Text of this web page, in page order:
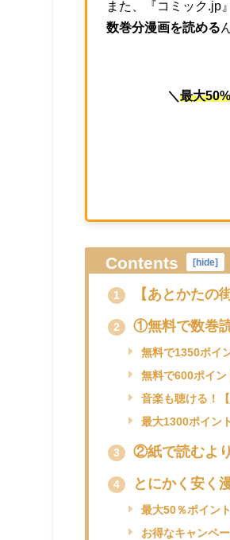
また、『コミック.jp
数巻分漫画を読める
＼ 最大
Contents [hide]
1 【あとかたの
2 ①無料で数巻
無料で1350ポイ
無料で600ポイン
音楽も聴ける！
最大1300ポイン
3 ②紙で読むよ
4 とにかく安く
最大50％ポイン
お得なキャンペ